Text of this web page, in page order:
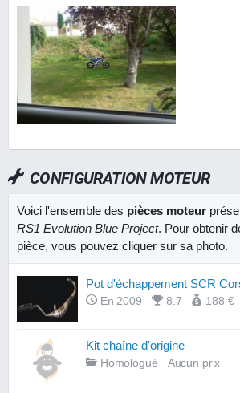
CONFIGURATION MOTEUR
Voici l'ensemble des pièces moteur
RS1 Evolution Blue Project. Pour obtenir
pièce, vous pouvez cliquer sur sa photo.
Pot d'échappement SCR
En 2009 8.7 188 €
Kit chaîne d'origine
Homologué Aucun prix